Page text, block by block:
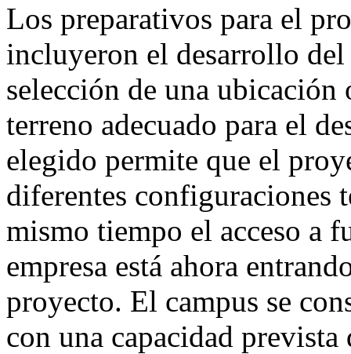
Los preparativos para el
incluyeron el desarrollo
selección de una
terreno adecuado para el
elegido permite que el
diferentes configuraciones
mismo tiempo el acceso a
empresa está ahora
proyecto. El campus se
con una capacidad